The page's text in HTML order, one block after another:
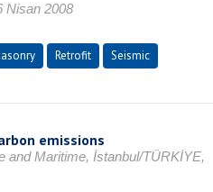
Nisan 2008
Retrofit Seismic
emissions
and Maritime, İstanbul/TÜRKİYE,